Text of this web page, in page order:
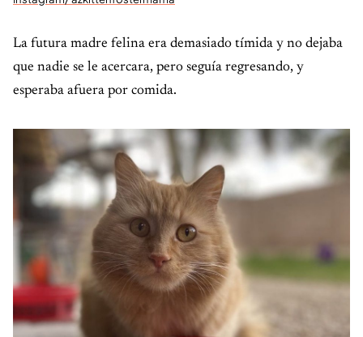
La futura madre felina era demasiado tímida y no dejaba
que nadie se le acercara, pero seguía regresando, y
esperaba afuera por comida.